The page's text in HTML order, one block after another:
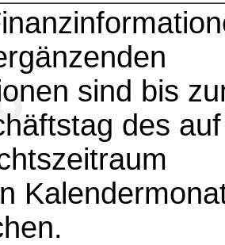
sind bis
des auf